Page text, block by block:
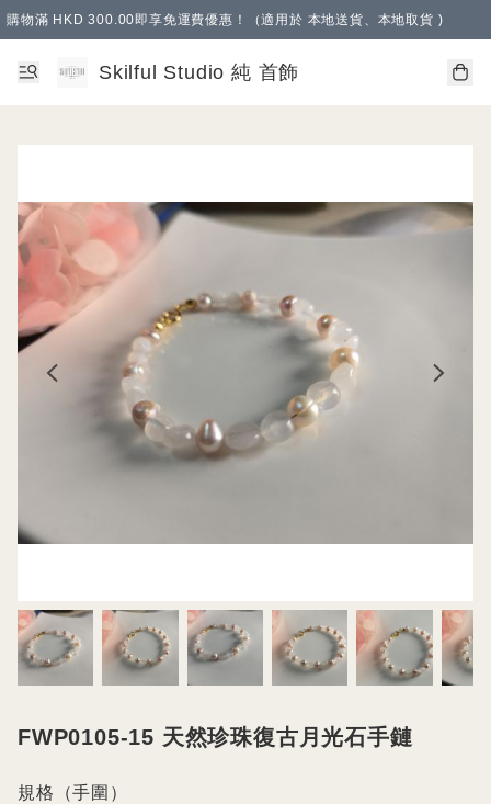
購物滿 HKD 300.00即享免運費優惠！（適用於 本地送貨、本地取貨 )
Skilful Studio 純 首飾
FWP0105-15 天然珍珠復古月光石手鏈
規格（手圍）